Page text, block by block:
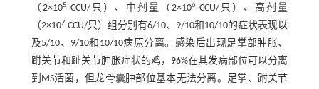
（2×105 CCU/只）、中剂量（2×106 CCU/只）、高剂量
（2×107 CCU/只）组分别有6/10、9/10和10/10的症状表现以
及5/10、9/10和10/10病原分离。感染后出现足掌部肿胀、
跗关节和趾关节肿胀症状的鸡，96%在其发病部位可以分离
到MS活菌，但龙骨囊肿部位基本无法分离。足掌、跗关节